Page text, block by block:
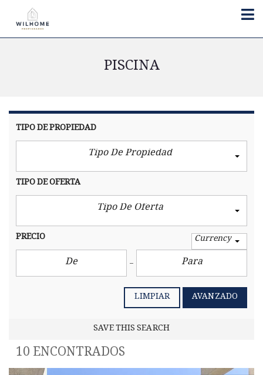
PISCINA
TIPO DE PROPIEDAD
Tipo De Propiedad
TIPO DE OFERTA
Tipo De Oferta
PRECIO Currency
LIMPIAR AVANZADO
SAVE THIS SEARCH
10 ENCONTRADOS